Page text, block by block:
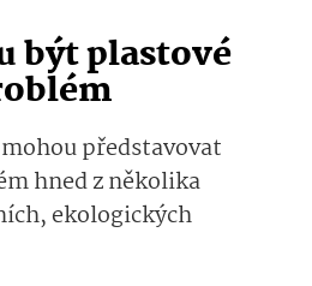
být plastové
představovat
hned z několika
ekologických